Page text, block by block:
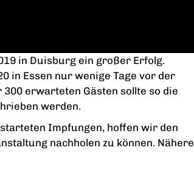
in Duisburg ein großer Erfolg.
in Essen nur wenige Tage vor der
erwarteten Gästen sollte so die
werden.
Impfungen, hoffen wir den
nachholen zu können. Nähere